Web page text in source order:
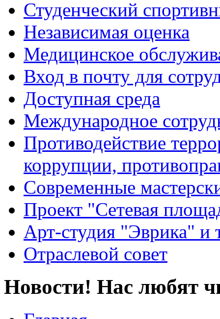
Студенческий
Независимая оценка
Медицинское
Вход в почту для
Доступная среда
Международное
Противодействие
коррупции,
Современные
Проект "Сетевая
Арт-студия "Эврика" и
Отраслевой совет
Новости! Нас любят